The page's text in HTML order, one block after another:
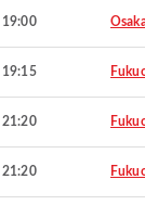
19:00
19:15
21:20
21:20